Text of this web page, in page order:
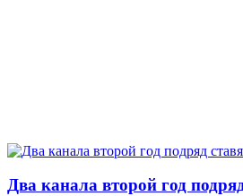
Два канала второй год